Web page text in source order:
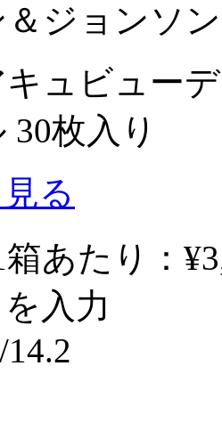
ジョンソン
ュビュー
枚入り
る
箱あたり：
入力
14.2